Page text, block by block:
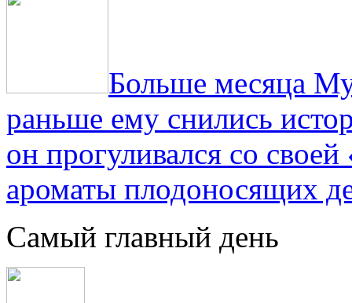
Больше месяца
раньше ему снились
он прогуливался со
ароматы плодоносящих
Самый главный день